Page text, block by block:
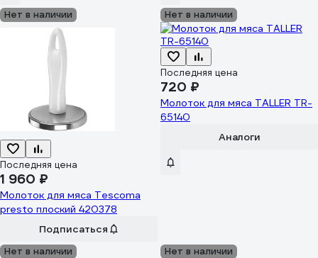
Нет в наличии
Последняя цена
1 960 ₽
Молоток для мяса Tescoma
presto плоский 420378
Подписаться
Нет в наличии
Последняя цена
720 ₽
Молоток для мяса TALLER TR-
65140
Аналоги
Нет в наличии Нет в наличии